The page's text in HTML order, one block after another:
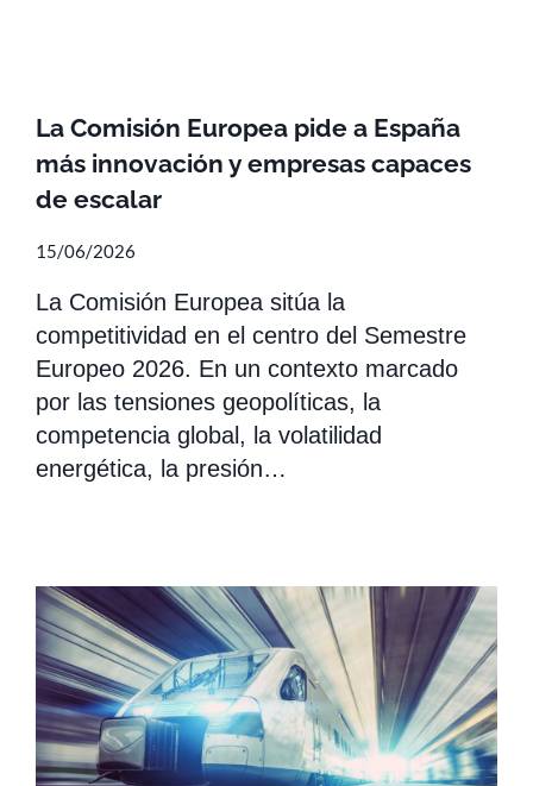
La Comisión Europea pide a España
más innovación y empresas capaces
de escalar
15/06/2026
La Comisión Europea sitúa la
competitividad en el centro del Semestre
Europeo 2026. En un contexto marcado
por las tensiones geopolíticas, la
competencia global, la volatilidad
energética, la presión…